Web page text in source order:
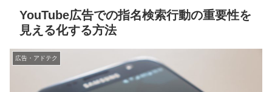
YouTube広告での指名検索行動の重要性を
見える化する方法
広告・アドテク